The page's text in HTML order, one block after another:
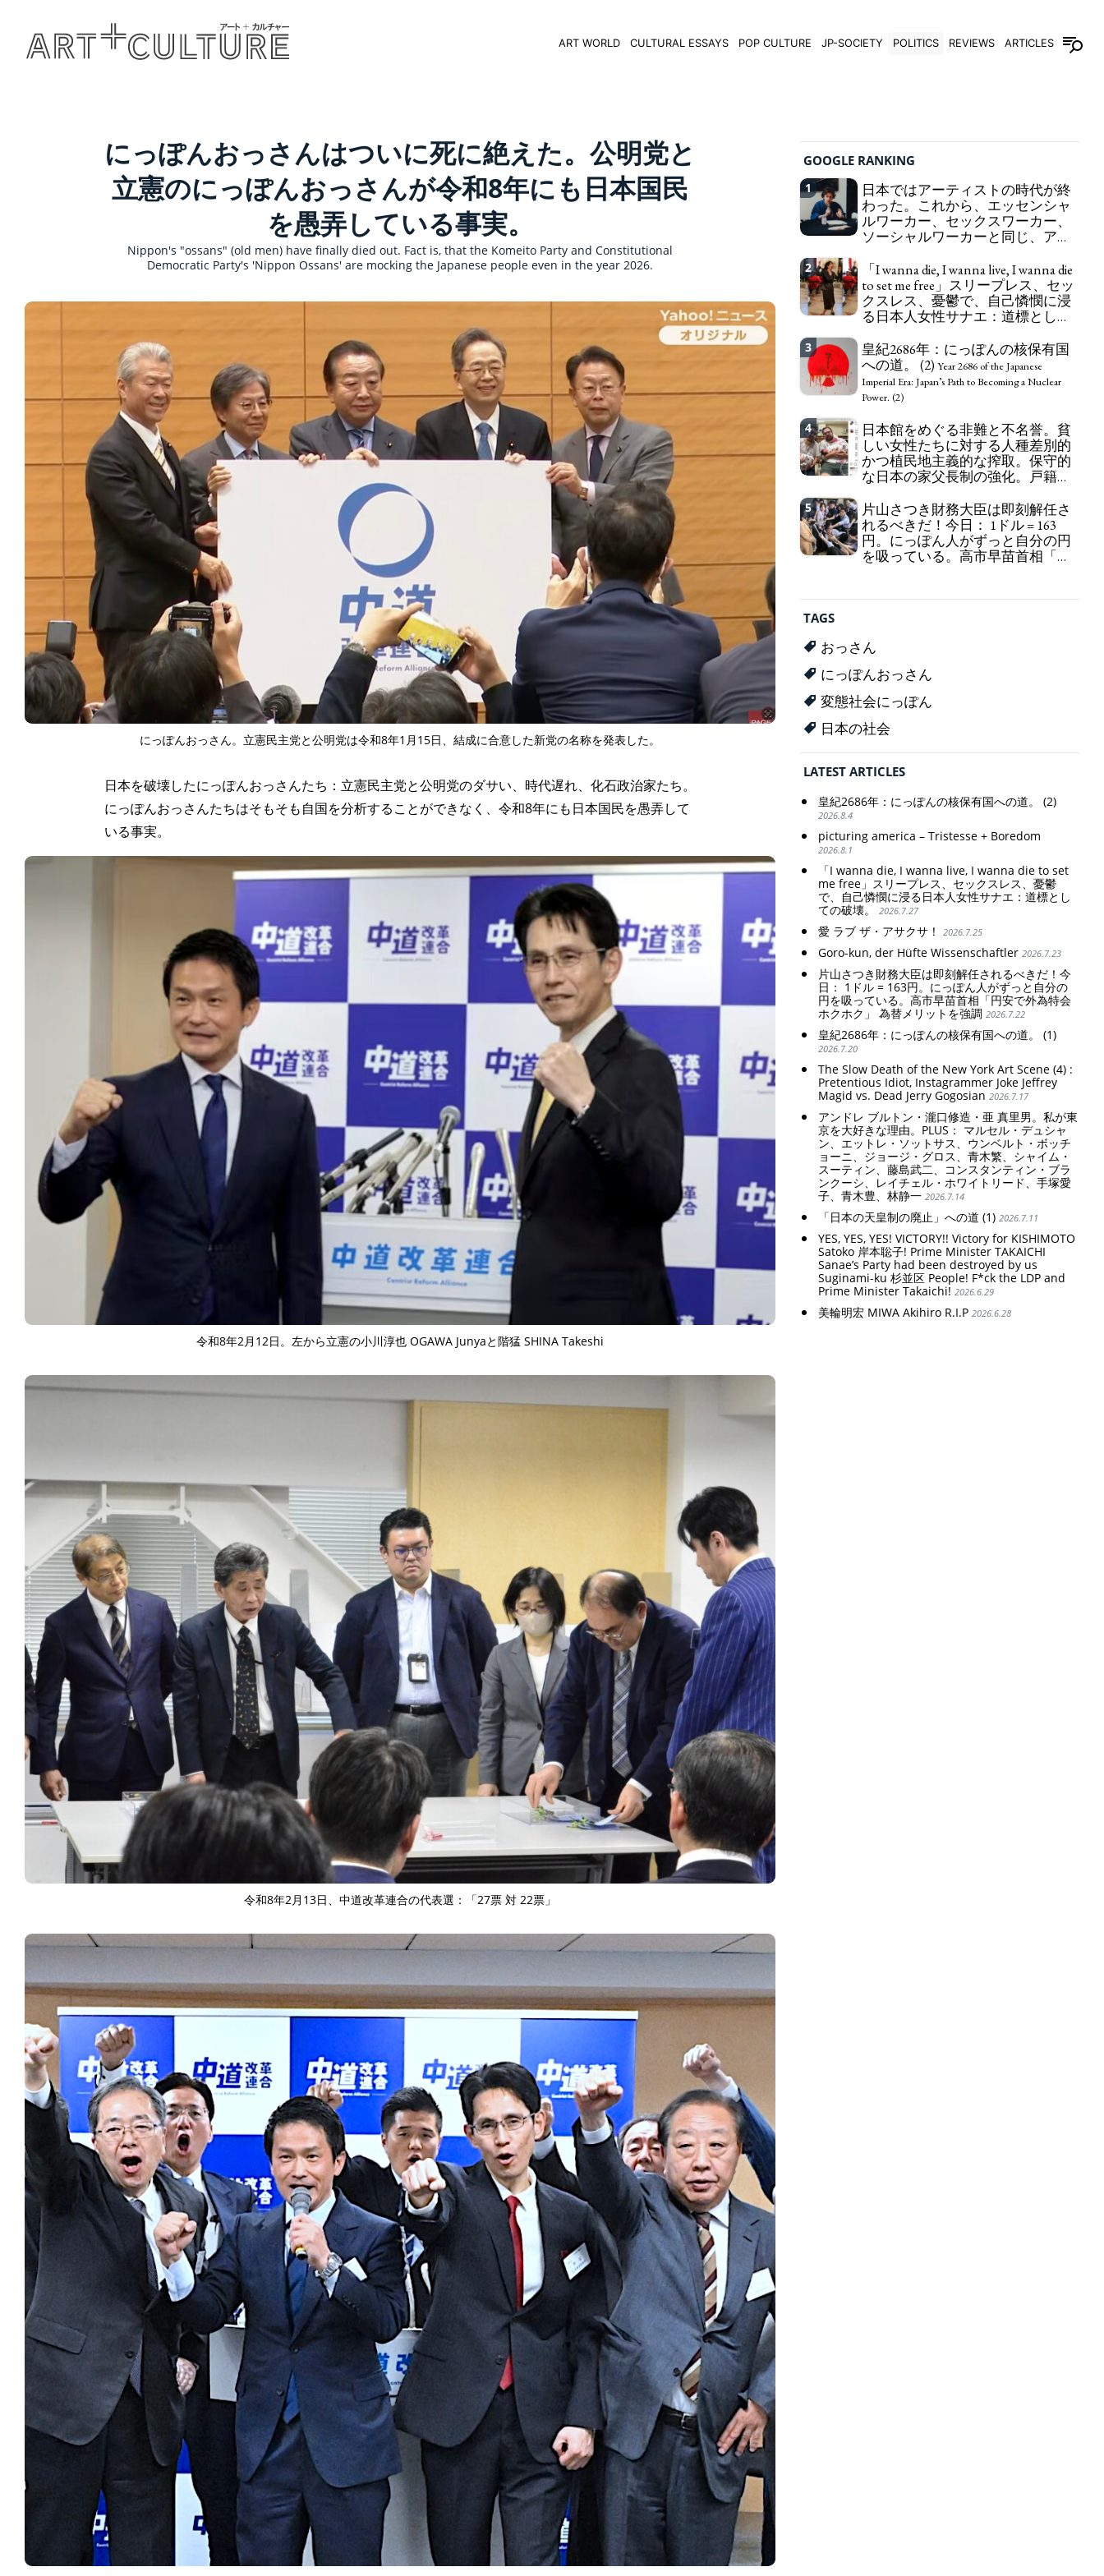
ART WORLD CULTURAL ESSAYS POP CULTURE JP-SOCIETY POLITICS REVIEWS ARTICLES
TAGS PEOPLE RANKING
にっぽんおっさんはついに死に絶えた。公明党と
立憲のにっぽんおっさんが令和8年にも日本国民
を愚弄している事実。
Nippon's "ossans" (old men) have finally died out. Fact is, that the Komeito Party and Constitutional
Democratic Party's 'Nippon Ossans' are mocking the Japanese people even in the year 2026.
にっぽんおっさん。立憲民主党と公明党は令和8年1月15日、結成に合意した新党の名称を発表した。
日本を破壊したにっぽんおっさんたち：立憲民主党と公明党のダサい、時代遅れ、化石政治家たち。
にっぽんおっさんたちはそもそも自国を分析することができなく、令和8年にも日本国民を愚弄して
いる事実。
令和8年2月12日。左から立憲の小川淳也 OGAWA Junyaと階猛 SHINA Takeshi
令和8年2月13日、中道改革連合の代表選：「27票 対 22票」
GOOGLE RANKING
1
日本ではアーティストの時代が終
わった。これから、エッセンシャ
ルワーカー、セックスワーカー、
ソーシャルワーカーと同じ、アー
in Japan the word "artist" into the word "Art
Worker" (similar to "Essential Worker", "Sex Worker"
or "Social Worker")
2
「I wanna die, I wanna live, I wanna die
to set me free」スリープレス、セッ
クスレス、憂鬱で、自己憐憫に浸
る日本人女性サナエ：道標として
die to set me free" - Sanae, a Japanese woman who
is sleepless, sexless, depressive and wallowing in
self-pity: destruction as a guidepost.
3
皇紀2686年：にっぽんの核保有国
への道。 (2) Year 2686 of the Japanese
Imperial Era: Japan’s Path to Becoming a Nuclear
Power. (2)
4
日本館をめぐる非難と不名誉。貧
しい女性たちに対する人種差別的
かつ植民地主義的な搾取。保守的
な日本の家父長制の強化。戸籍制
化。Criticism and disgrace surrounding the
Japan Pavilion. Racist and colonial exploitation of
poor women. Strengthening of conservative
Japanese patriarchy. Strengthening of the family
5
片山さつき財務大臣は即刻解任さ
れるべきだ！今日： 1ドル = 163
円。にっぽん人がずっと自分の円
を吸っている。高市早苗首相「円
Sanae: "The weak Yen makes the Foreign Exchange
Fund Special Account happy" - Emphasising the
benefits of the exchange rate
TAGS
おっさん
にっぽんおっさん
変態社会にっぽん
日本の社会
LATEST ARTICLES
皇紀2686年：にっぽんの核保有国への道。 (2)
2026.8.4
picturing america – Tristesse + Boredom
2026.8.1
「I wanna die, I wanna live, I wanna die to set
me free」スリープレス、セックスレス、憂鬱
で、自己憐憫に浸る日本人女性サナエ：道標とし
ての破壊。
2026.7.27
愛 ラブ ザ・アサクサ！ 2026.7.25
Goro-kun, der Hüfte Wissenschaftler 2026.7.23
片山さつき財務大臣は即刻解任されるべきだ！今
日： 1ドル = 163円。にっぽん人がずっと自分の
円を吸っている。高市早苗首相「円安で外為特会
ホクホク」 為替メリットを強調 2026.7.22
皇紀2686年：にっぽんの核保有国への道。 (1)
2026.7.20
The Slow Death of the New York Art Scene (4) :
Pretentious Idiot, Instagrammer Joke Jeffrey
Magid vs. Dead Jerry Gogosian 2026.7.17
アンドレ ブルトン・瀧口修造・亜 真里男。私が東
京を大好きな理由。PLUS： マルセル・デュシャ
ン、エットレ・ソットサス、ウンベルト・ボッチ
ョーニ、ジョージ・グロス、青木繁、シャイム・
スーティン、藤島武二、コンスタンティン・ブラ
ンクーシ、レイチェル・ホワイトリード、手塚愛
子、青木豊、林静一 2026.7.14
「日本の天皇制の廃止」への道 (1) 2026.7.11
YES, YES, YES! VICTORY!! Victory for KISHIMOTO
Satoko 岸本聡子! Prime Minister TAKAICHI
Sanae’s Party had been destroyed by us
Suginami-ku 杉並区 People! F*ck the LDP and
Prime Minister Takaichi! 2026.6.29
美輪明宏 MIWA Akihiro R.I.P 2026.6.28